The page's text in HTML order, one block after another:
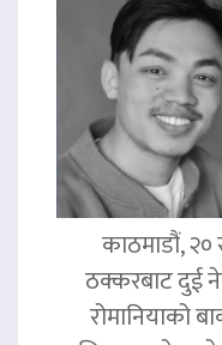
काठमाडौं, २०
ठक्करबाट दुई
रोमानियाको